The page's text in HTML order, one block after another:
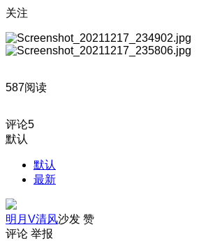
关注
587阅读
评论5
默认
默认
最新
明月V清风沙发 赞
评论 举报